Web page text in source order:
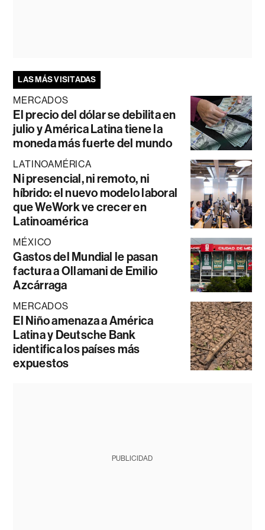
LAS MÁS VISITADAS
MERCADOS
El precio del dólar se debilita en
julio y América Latina tiene la
moneda más fuerte del mundo
LATINOAMÉRICA
Ni presencial, ni remoto, ni
híbrido: el nuevo modelo laboral
que WeWork ve crecer en
Latinoamérica
MÉXICO
Gastos del Mundial le pasan
factura a Ollamani de Emilio
Azcárraga
MERCADOS
El Niño amenaza a América
Latina y Deutsche Bank
identifica los países más
expuestos
PUBLICIDAD